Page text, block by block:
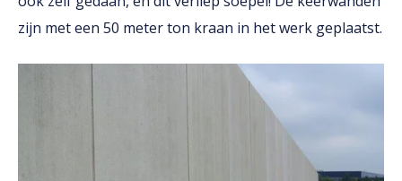
zijn met een 50 meter ton kraan in het werk geplaatst.